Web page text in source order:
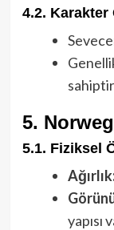
4.2. Karakter
5.
5.1. Fiziksel
yapısı